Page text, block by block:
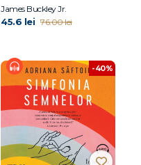
James Buckley Jr.
45.6 lei 76.00 lei
-40%